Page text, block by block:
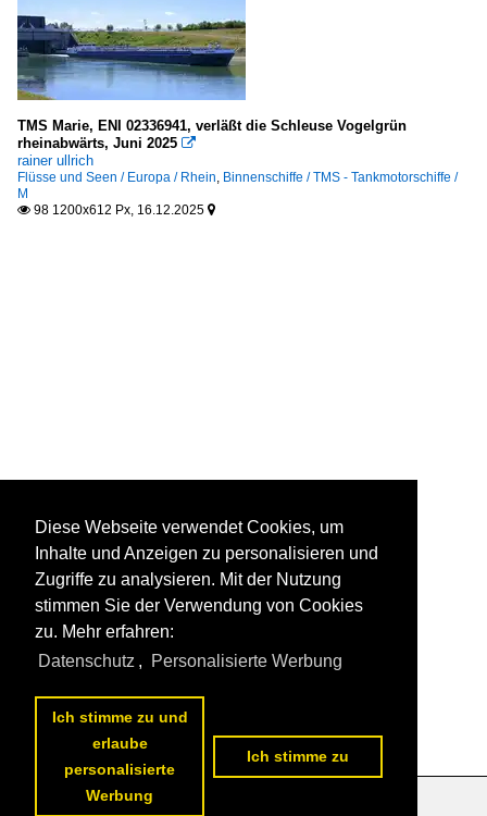
TMS Marie, ENI 02336941, verläßt die Schleuse Vogelgrün
rheinabwärts, Juni 2025 
rainer ullrich
Flüsse und Seen / Europa / Rhein Binnenschiffe / TMS - Tankmotorschiffe /
M
 98 1200x612 Px, 16.12.2025 
Diese Webseite verwendet Cookies, um
Inhalte und Anzeigen zu personalisieren und
Zugriffe zu analysieren. Mit der Nutzung
stimmen Sie der Verwendung von Cookies
zu. Mehr erfahren:
Datenschutz , Personalisierte Werbung
Ich stimme zu und
erlaube
personalisierte
Werbung
Ich stimme zu